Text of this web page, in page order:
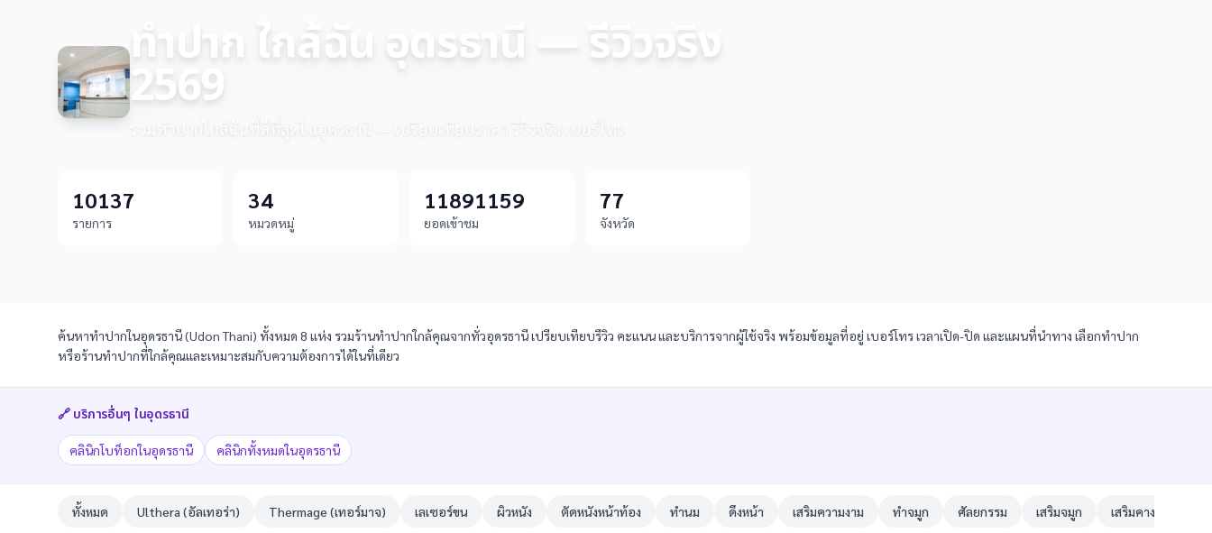
ทำปาก ใกล้ฉัน อุดรธานี — รีวิวจริง
2569
รวมทำปากใกล้ฉันที่ดีที่สุดในอุดรธานี — เปรียบเทียบราคา รีวิวจริง เบอร์โทร
10137
รายการ
34
หมวดหมู่
11891159
ยอดเข้าชม
77
จังหวัด
ค้นหาทำปากในอุดรธานี (Udon Thani) ทั้งหมด 8 แห่ง รวมร้านทำปากใกล้คุณจากทั่วอุดรธานี เปรียบเทียบรีวิว คะแนน และบริการจากผู้ใช้จริง พร้อมข้อมูลที่อยู่ เบอร์โทร เวลาเปิด-ปิด และแผนที่นำทาง เลือกทำปาก
หรือร้านทำปากที่ใกล้คุณและเหมาะสมกับความต้องการได้ในที่เดียว
🔗 บริการอื่นๆ ในอุดรธานี
คลินิกโบท็อกในอุดรธานี คลินิกทั้งหมดในอุดรธานี
ทั้งหมด Ulthera (อัลเทอร่า) Thermage (เทอร์มาจ) เลเซอร์ขน ผิวหนัง ตัดหนังหน้าท้อง ทำนม ดึงหน้า เสริมความงาม ทำจมูก ศัลยกรรม เสริมจมูก เสริมคาง